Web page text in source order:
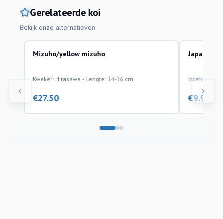
Gerelateerde koi
Bekijk onze alternatieven
Mizuho/yellow mizuho
Kweker: Hirasawa • Lengte: 14-16 cm
€27.50
Japanse
Kweker:
€9.95